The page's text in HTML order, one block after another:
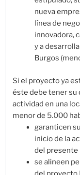
nueva
línea de
innovadora,
y a
Burgos
Si el proyecto ya
éste debe tener su
actividad en una
menor de 5.000
garanticen
inicio de la
del presente
se alineen